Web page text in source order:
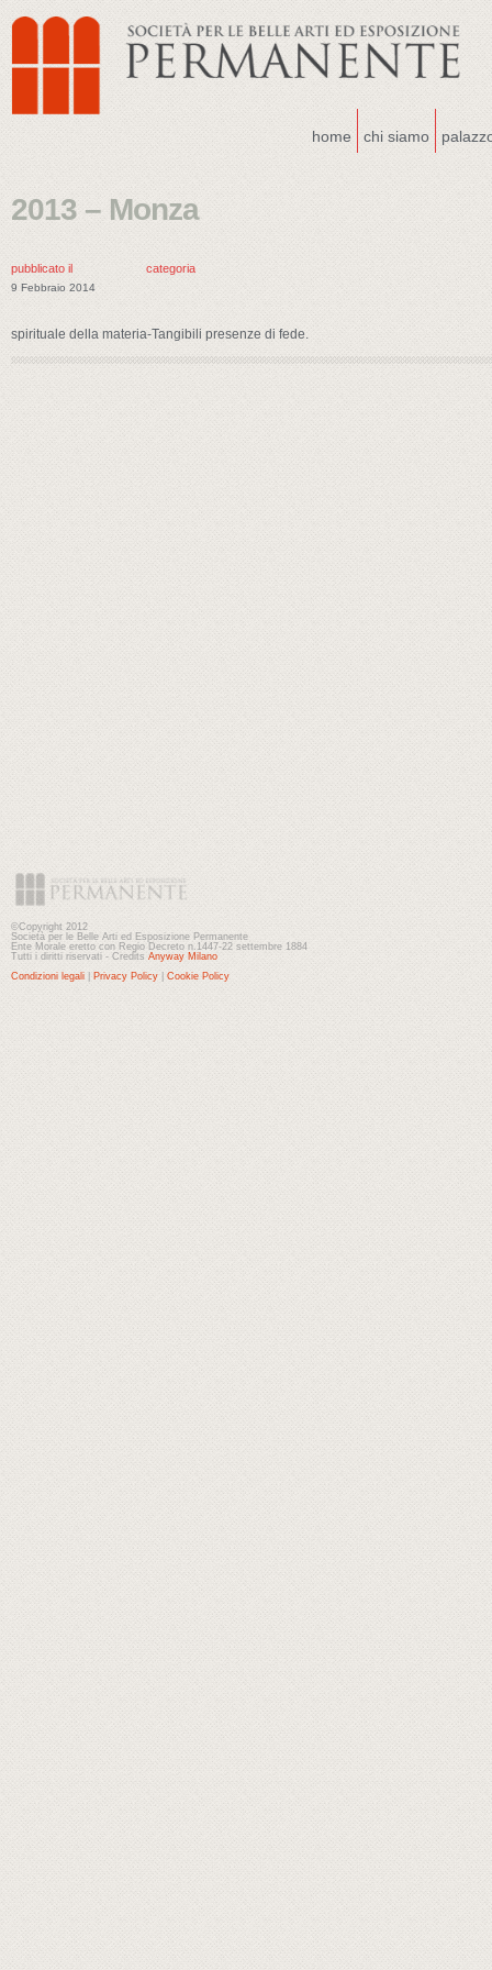
home chi siamo
2013 – Monza
pubblicato il
9 Febbraio 2014
categoria
spirituale della materia-Tangibili presenze di fede.
©Copyright 2012
Società per le Belle Arti ed Esposizione Permanente
Ente Morale eretto con Regio Decreto n.1447-22 settembre 1884
Tutti i diritti riservati - Credits Anyway Milano
Condizioni legali
Privacy Policy Cookie Policy